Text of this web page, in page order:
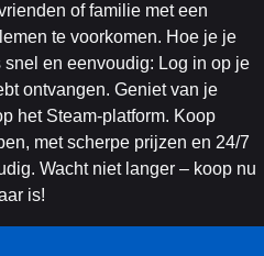
of familie met een
te voorkomen. Hoe je je
en eenvoudig: Log in op je
ontvangen. Geniet van je
het Steam-platform. Koop
met scherpe prijzen en 24/7
Wacht niet langer – koop nu
is!